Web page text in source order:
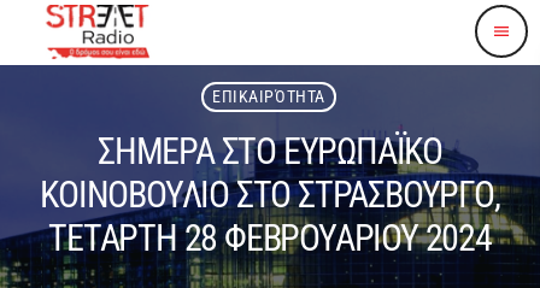
menu
ΕΠΙΚΑΙΡΌΤΗΤΑ
ΣΗΜΕΡΑ ΣΤΟ ΕΥΡΩΠΑΪΚΟ
ΚΟΙΝΟΒΟΥΛΙΟ ΣΤΟ ΣΤΡΑΣΒΟΥΡΓΟ,
ΤΕΤΑΡΤΗ 28 ΦΕΒΡΟΥΑΡΙΟΥ 2024